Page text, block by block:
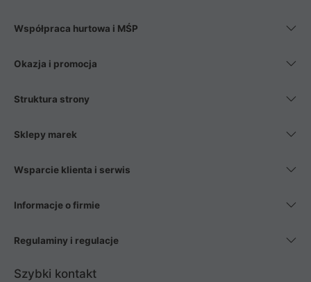
Współpraca hurtowa i MŚP
Okazja i promocja
Struktura strony
Sklepy marek
Wsparcie klienta i serwis
Informacje o firmie
Regulaminy i regulacje
Szybki kontakt